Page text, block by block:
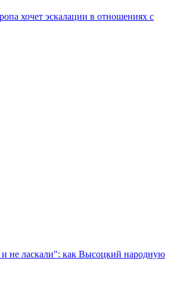
хочет эскалации в отношениях с
не ласкали": как Высоцкий народную